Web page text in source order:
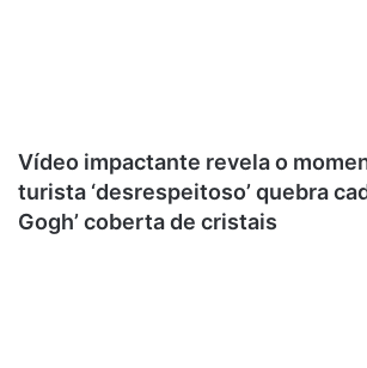
Vídeo impactante revela o
turista ‘desrespeitoso’ quebra
Gogh’ coberta de cristais